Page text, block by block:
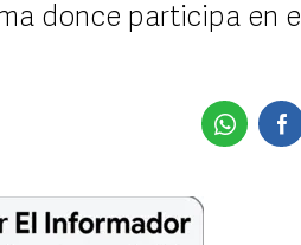
donce participa en